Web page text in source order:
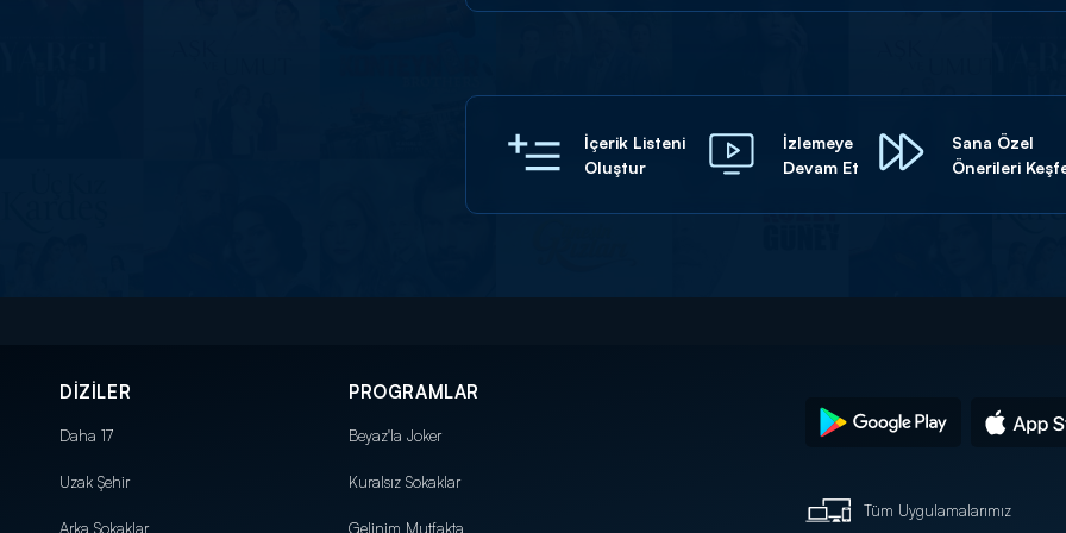
İçerik Listeni
Oluştur
İzlemeye
Devam Et
Sana Özel
Önerileri
DİZİLER
Daha 17
Uzak Şehir
Arka Sokaklar
PROGRAMLAR
Beyaz'la Joker
Kuralsız Sokaklar
Gelinim Mutfakta
Tüm Uygulamalarımız